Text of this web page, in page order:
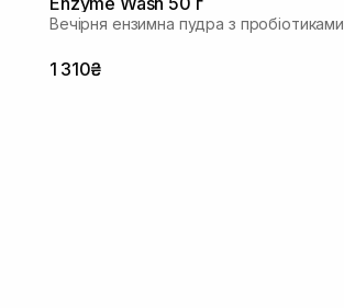
Вечірня ензимна пудра з пробіотиками
1 310₴